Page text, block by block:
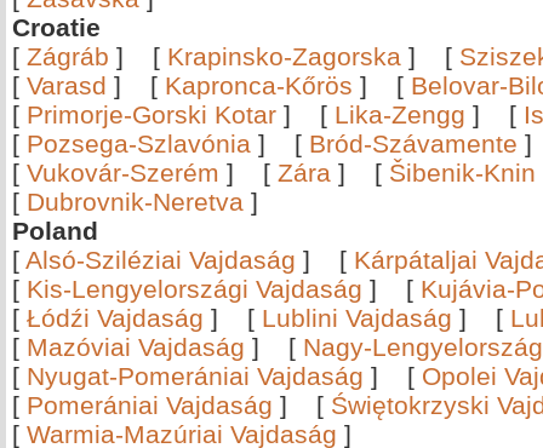
Croatie
[ Zágráb ] [ Krapinsko-Zagorska ] [
[ Varasd ] [ Kapronca-Kőrös ] [ Belovar-
[ Primorje-Gorski Kotar ] [ Lika-Zengg ] [
[ Pozsega-Szlavónia ] [ Bród-Szávamente
[ Vukovár-Szerém ] [ Zára ] [ Šibenik-Knin
[ Dubrovnik-Neretva ]
Poland
[ Alsó-Sziléziai Vajdaság ] [ Kárpátaljai
[ Kis-Lengyelországi Vajdaság ] [ Kujávia-
[ Łódźi Vajdaság ] [ Lublini Vajdaság ] [
[ Mazóviai Vajdaság ] [ Nagy-
[ Nyugat-Pomerániai Vajdaság ] [ Opolei
[ Pomerániai Vajdaság ] [ Świętokrzyski
[ Warmia-Mazúriai Vajdaság ]